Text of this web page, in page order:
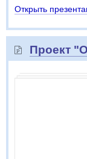
Открыть
Проект